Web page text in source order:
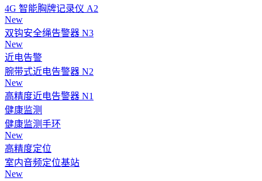
4G 智能胸牌记录仪 A2
New
双钩安全绳告警器 N3
New
近电告警
腕带式近电告警器 N2
New
高精度近电告警器 N1
健康监测
健康监测手环
New
高精度定位
室内音频定位基站
New